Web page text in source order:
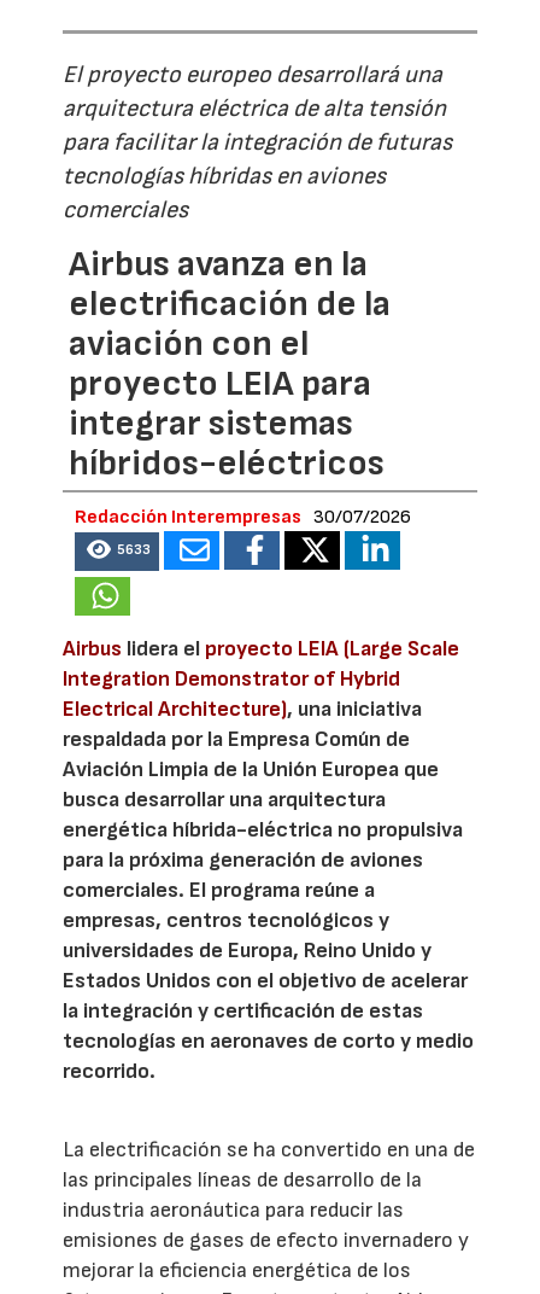
El proyecto europeo desarrollará una
arquitectura eléctrica de alta tensión
para facilitar la integración de futuras
tecnologías híbridas en aviones
comerciales
Airbus avanza en la
electrificación de la
aviación con el
proyecto LEIA para
integrar sistemas
híbridos-eléctricos
Redacción Interempresas 30/07/2026
5633
Airbus lidera el proyecto LEIA (Large Scale
Integration Demonstrator of Hybrid
Electrical Architecture), una iniciativa
respaldada por la Empresa Común de
Aviación Limpia de la Unión Europea que
busca desarrollar una arquitectura
energética híbrida-eléctrica no propulsiva
para la próxima generación de aviones
comerciales. El programa reúne a
empresas, centros tecnológicos y
universidades de Europa, Reino Unido y
Estados Unidos con el objetivo de acelerar
la integración y certificación de estas
tecnologías en aeronaves de corto y medio
recorrido.
La electrificación se ha convertido en una de
las principales líneas de desarrollo de la
industria aeronáutica para reducir las
emisiones de gases de efecto invernadero y
mejorar la eficiencia energética de los